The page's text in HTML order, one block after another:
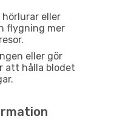
hörlurar eller
flygning mer
eller gör
att hålla blodet